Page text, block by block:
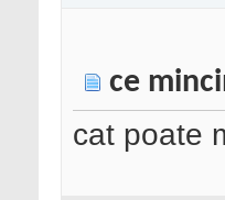
ce
cat poate